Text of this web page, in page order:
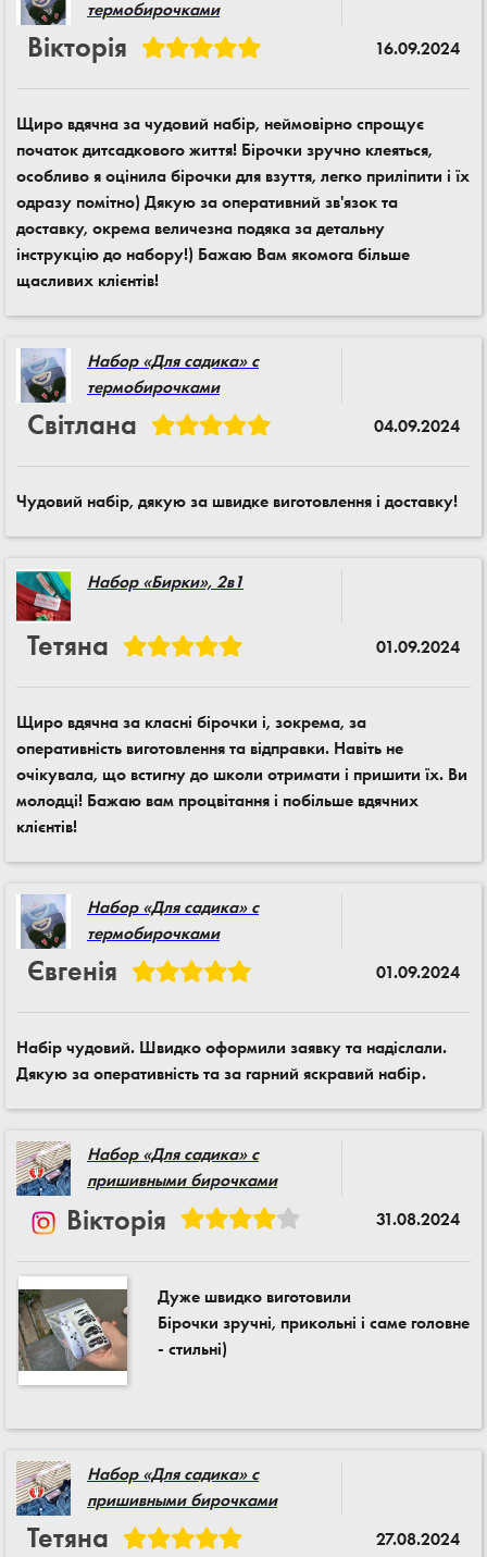
термобирочками
Вікторія 16.09.2024
Щиро вдячна за чудовий набір, неймовірно спрощує
початок дитсадкового життя! Бірочки зручно клеяться,
особливо я оцінила бірочки для взуття, легко приліпити і їх
одразу помітно) Дякую за оперативний зв'язок та
доставку, окрема величезна подяка за детальну
інструкцію до набору!) Бажаю Вам якомога більше
щасливих клієнтів!
Набор «Для садика» с
термобирочками
Світлана 04.09.2024
Чудовий набір, дякую за швидке виготовлення і доставку!
Набор «Бирки», 2в1
Тетяна 01.09.2024
Щиро вдячна за класні бірочки і, зокрема, за
оперативність виготовлення та відправки. Навіть не
очікувала, що встигну до школи отримати і пришити їх. Ви
молодці! Бажаю вам процвітання і побільше вдячних
клієнтів!
Набор «Для садика» с
термобирочками
Євгенія 01.09.2024
Набір чудовий. Швидко оформили заявку та надіслали.
Дякую за оперативність та за гарний яскравий набір.
Набор «Для садика» с
пришивными бирочками
Вікторія 31.08.2024
Дуже швидко виготовили
Бірочки зручні, прикольні і саме головне
- стильні)
Набор «Для садика» с
пришивными бирочками
Тетяна 27.08.2024